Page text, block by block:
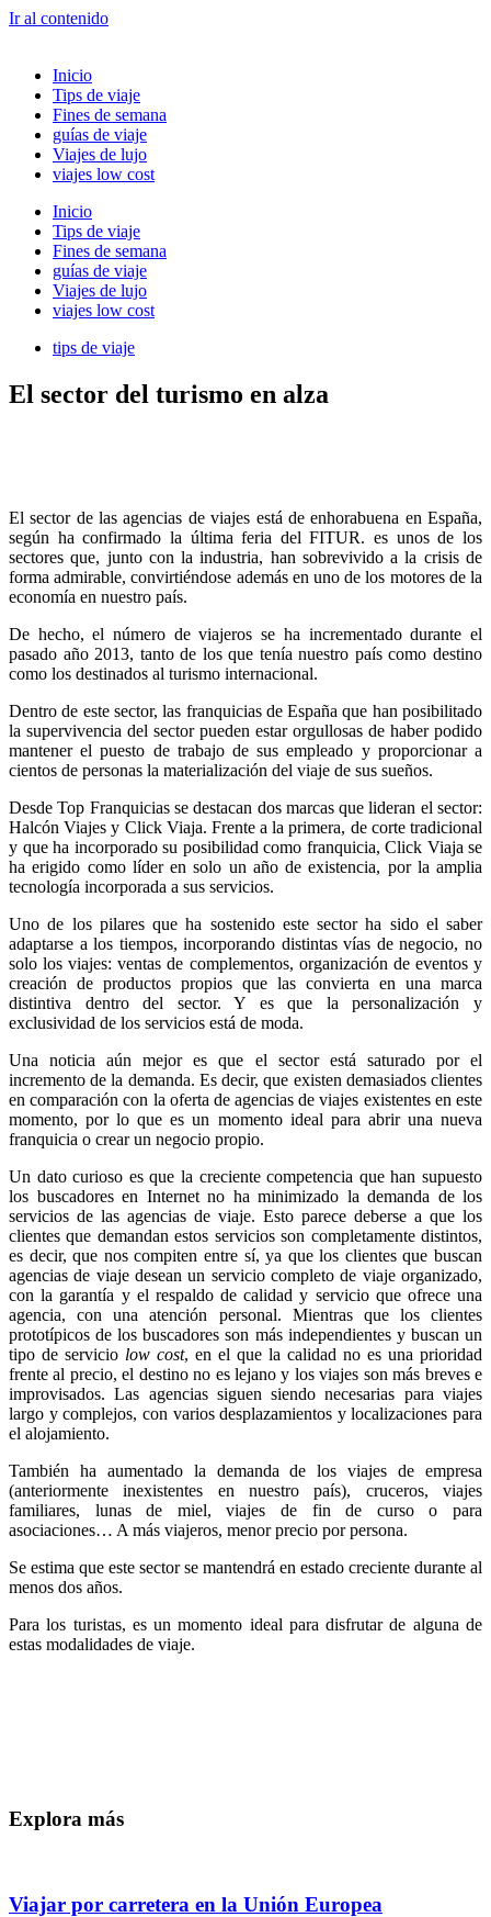
Ir al contenido
Inicio
Tips de viaje
Fines de semana
guías de viaje
Viajes de lujo
viajes low cost
Inicio
Tips de viaje
Fines de semana
guías de viaje
Viajes de lujo
viajes low cost
tips de viaje
El sector del turismo en alza
El sector de las agencias de viajes está de enhorabuena en España,
según ha confirmado la última feria del FITUR. es unos de los
sectores que, junto con la industria, han sobrevivido a la crisis de
forma admirable, convirtiéndose además en uno de los motores de la
economía en nuestro país.
De hecho, el número de viajeros se ha incrementado durante el
pasado año 2013, tanto de los que tenía nuestro país como destino
como los destinados al turismo internacional.
Dentro de este sector, las franquicias de España que han posibilitado
la supervivencia del sector pueden estar orgullosas de haber podido
mantener el puesto de trabajo de sus empleado y proporcionar a
cientos de personas la materialización del viaje de sus sueños.
Desde Top Franquicias se destacan dos marcas que lideran el sector:
Halcón Viajes y Click Viaja. Frente a la primera, de corte tradicional
y que ha incorporado su posibilidad como franquicia, Click Viaja se
ha erigido como líder en solo un año de existencia, por la amplia
tecnología incorporada a sus servicios.
Uno de los pilares que ha sostenido este sector ha sido el saber
adaptarse a los tiempos, incorporando distintas vías de negocio, no
solo los viajes: ventas de complementos, organización de eventos y
creación de productos propios que las convierta en una marca
distintiva dentro del sector. Y es que la personalización y
exclusividad de los servicios está de moda.
Una noticia aún mejor es que el sector está saturado por el
incremento de la demanda. Es decir, que existen demasiados clientes
en comparación con la oferta de agencias de viajes existentes en este
momento, por lo que es un momento ideal para abrir una nueva
franquicia o crear un negocio propio.
Un dato curioso es que la creciente competencia que han supuesto
los buscadores en Internet no ha minimizado la demanda de los
servicios de las agencias de viaje. Esto parece deberse a que los
clientes que demandan estos servicios son completamente distintos,
es decir, que nos compiten entre sí, ya que los clientes que buscan
agencias de viaje desean un servicio completo de viaje organizado,
con la garantía y el respaldo de calidad y servicio que ofrece una
agencia, con una atención personal. Mientras que los clientes
prototípicos de los buscadores son más independientes y buscan un
tipo de servicio low cost, en el que la calidad no es una prioridad
frente al precio, el destino no es lejano y los viajes son más breves e
improvisados. Las agencias siguen siendo necesarias para viajes
largo y complejos, con varios desplazamientos y localizaciones para
el alojamiento.
También ha aumentado la demanda de los viajes de empresa
(anteriormente inexistentes en nuestro país), cruceros, viajes
familiares, lunas de miel, viajes de fin de curso o para
asociaciones… A más viajeros, menor precio por persona.
Se estima que este sector se mantendrá en estado creciente durante al
menos dos años.
Para los turistas, es un momento ideal para disfrutar de alguna de
estas modalidades de viaje.
Explora más
Viajar por carretera en la Unión Europea